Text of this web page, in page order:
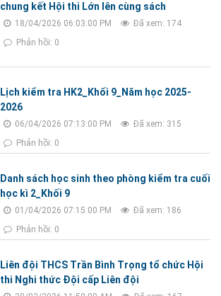
chung kết Hội thi Lớn lên cùng sách
18/04/2026 06:03:00 PM
Đã xem: 174
Phản hồi: 0
Lịch kiểm tra HK2_Khối 9_Năm học 2025-
2026
06/04/2026 07:13:00 PM
Đã xem: 315
Phản hồi: 0
Danh sách học sinh theo phòng kiểm tra cuối
học kì 2_Khối 9
01/04/2026 07:15:00 PM
Đã xem: 186
Phản hồi: 0
Liên đội THCS Trần Bình Trọng tổ chức Hội
thi Nghi thức Đội cấp Liên đội